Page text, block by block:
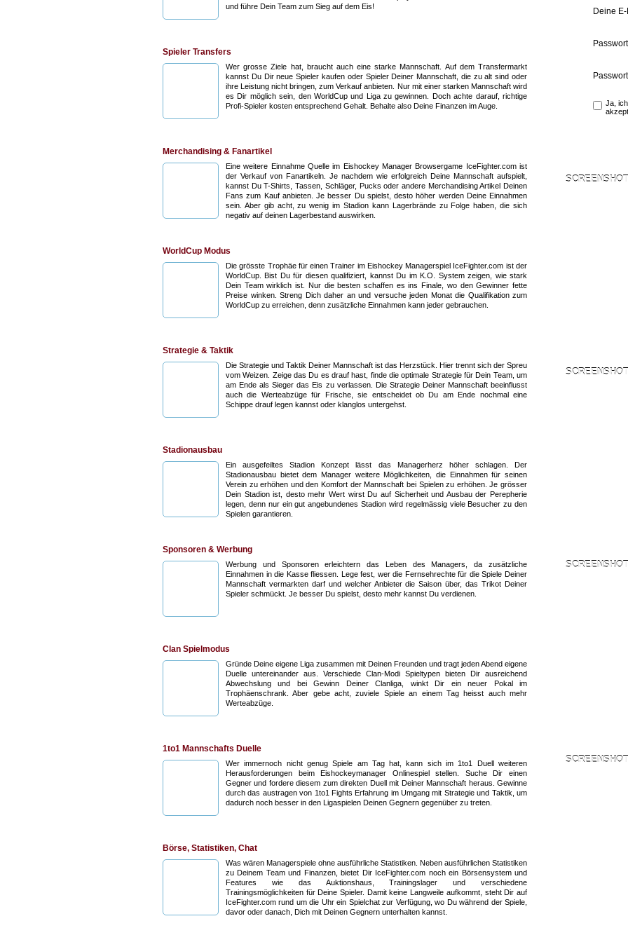
Deine
Ja,
und führe Dein Team zum Sieg auf dem Eis!
Spieler Transfers
Wer grosse Ziele hat, braucht auch eine starke Mannschaft. Auf dem Transfermarkt
kannst Du Dir neue Spieler kaufen oder Spieler Deiner Mannschaft, die zu alt sind oder
ihre Leistung nicht bringen, zum Verkauf anbieten. Nur mit einer starken Mannschaft wird
es Dir möglich sein, den WorldCup und Liga zu gewinnen. Doch achte darauf, richtige
Profi-Spieler kosten entsprechend Gehalt. Behalte also Deine Finanzen im Auge.
Merchandising & Fanartikel
Eine weitere Einnahme Quelle im Eishockey Manager Browsergame IceFighter.com ist
der Verkauf von Fanartikeln. Je nachdem wie erfolgreich Deine Mannschaft aufspielt,
kannst Du T-Shirts, Tassen, Schläger, Pucks oder andere Merchandising Artikel Deinen
Fans zum Kauf anbieten. Je besser Du spielst, desto höher werden Deine Einnahmen
sein. Aber gib acht, zu wenig im Stadion kann Lagerbrände zu Folge haben, die sich
negativ auf deinen Lagerbestand auswirken.
WorldCup Modus
Die grösste Trophäe für einen Trainer im Eishockey Managerspiel IceFighter.com ist der
WorldCup. Bist Du für diesen qualifiziert, kannst Du im K.O. System zeigen, wie stark
Dein Team wirklich ist. Nur die besten schaffen es ins Finale, wo den Gewinner fette
Preise winken. Streng Dich daher an und versuche jeden Monat die Qualifikation zum
WorldCup zu erreichen, denn zusätzliche Einnahmen kann jeder gebrauchen.
Strategie & Taktik
Die Strategie und Taktik Deiner Mannschaft ist das Herzstück. Hier trennt sich der Spreu
vom Weizen. Zeige das Du es drauf hast, finde die optimale Strategie für Dein Team, um
am Ende als Sieger das Eis zu verlassen. Die Strategie Deiner Mannschaft beeinflusst
auch die Werteabzüge für Frische, sie entscheidet ob Du am Ende nochmal eine
Schippe drauf legen kannst oder klanglos untergehst.
Stadionausbau
Ein ausgefeiltes Stadion Konzept lässt das Managerherz höher schlagen. Der
Stadionausbau bietet dem Manager weitere Möglichkeiten, die Einnahmen für seinen
Verein zu erhöhen und den Komfort der Mannschaft bei Spielen zu erhöhen. Je grösser
Dein Stadion ist, desto mehr Wert wirst Du auf Sicherheit und Ausbau der Perepherie
legen, denn nur ein gut angebundenes Stadion wird regelmässig viele Besucher zu den
Spielen garantieren.
Sponsoren & Werbung
Werbung und Sponsoren erleichtern das Leben des Managers, da zusätzliche
Einnahmen in die Kasse fliessen. Lege fest, wer die Fernsehrechte für die Spiele Deiner
Mannschaft vermarkten darf und welcher Anbieter die Saison über, das Trikot Deiner
Spieler schmückt. Je besser Du spielst, desto mehr kannst Du verdienen.
Clan Spielmodus
Gründe Deine eigene Liga zusammen mit Deinen Freunden und tragt jeden Abend eigene
Duelle untereinander aus. Verschiede Clan-Modi Spieltypen bieten Dir ausreichend
Abwechslung und bei Gewinn Deiner Clanliga, winkt Dir ein neuer Pokal im
Trophäenschrank. Aber gebe acht, zuviele Spiele an einem Tag heisst auch mehr
Werteabzüge.
1to1 Mannschafts Duelle
Wer immernoch nicht genug Spiele am Tag hat, kann sich im 1to1 Duell weiteren
Herausforderungen beim Eishockeymanager Onlinespiel stellen. Suche Dir einen
Gegner und fordere diesem zum direkten Duell mit Deiner Mannschaft heraus. Gewinne
durch das austragen von 1to1 Fights Erfahrung im Umgang mit Strategie und Taktik, um
dadurch noch besser in den Ligaspielen Deinen Gegnern gegenüber zu treten.
Börse, Statistiken, Chat
Was wären Managerspiele ohne ausführliche Statistiken. Neben ausführlichen Statistiken
zu Deinem Team und Finanzen, bietet Dir IceFighter.com noch ein Börsensystem und
Features wie das Auktionshaus, Trainingslager und verschiedene
Trainingsmöglichkeiten für Deine Spieler. Damit keine Langweile aufkommt, steht Dir auf
IceFighter.com rund um die Uhr ein Spielchat zur Verfügung, wo Du während der Spiele,
davor oder danach, Dich mit Deinen Gegnern unterhalten kannst.